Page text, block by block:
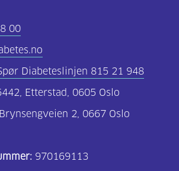
00
Diabeteslinjen 815 21 948
Etterstad, 0605 Oslo
Brynsengveien 2, 0667 Oslo
970169113